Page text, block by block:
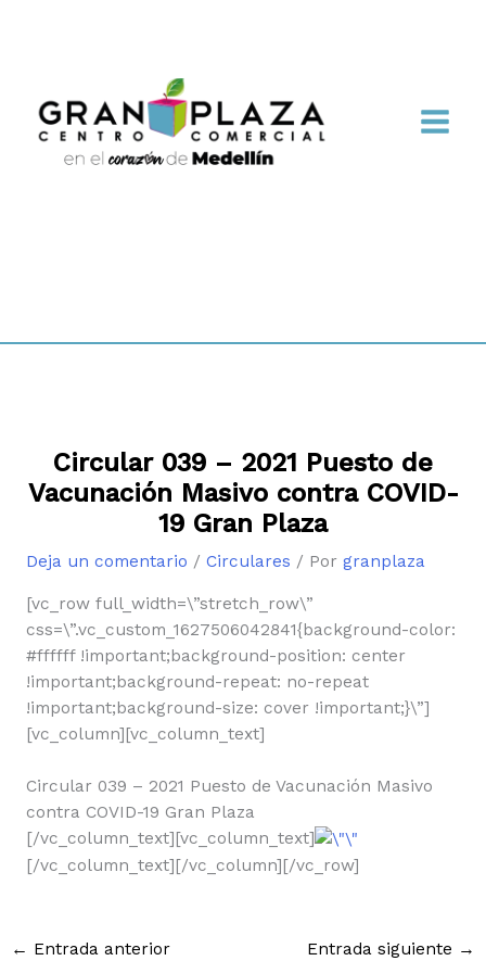
Circular 039 – 2021 Puesto de
Vacunación Masivo contra COVID-
19 Gran Plaza
Deja un comentario / Circulares / Por granplaza
[vc_row full_width=\”stretch_row\”
css=\”.vc_custom_1627506042841{background-color:
#ffffff !important;background-position: center
!important;background-repeat: no-repeat
!important;background-size: cover !important;}\”]
[vc_column][vc_column_text]
Circular 039 – 2021 Puesto de Vacunación Masivo
contra COVID-19 Gran Plaza
[/vc_column_text][vc_column_text]
[/vc_column_text][/vc_column][/vc_row]
← Entrada anterior Entrada siguiente →